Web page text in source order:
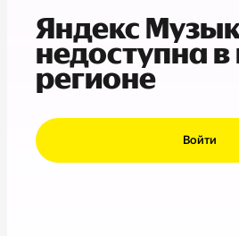
Яндекс
недоступна
регионе
Войти